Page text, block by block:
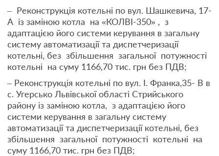
– Реконструкція котельні по вул. Шашкевича, 17-
А із заміною котла на «КОЛВІ-350» , з
адаптацією його системи керування в загальну
систему автоматизації та диспетчеризації
котельні, без збільшення загальної потужності
котельні на суму 1166,70 тис. грн без ПДВ;
– Реконструкція котельні по вул. І. Франка,35- В в
с. Угерсько Львівської області Стрийського
району із заміною котла, з адаптацією його
системи керування в загальну систему
автоматизації та диспетчеризації котельні, без
збільшення загальної потужності котельні на
суму 1166,70 тис. грн без ПДВ;